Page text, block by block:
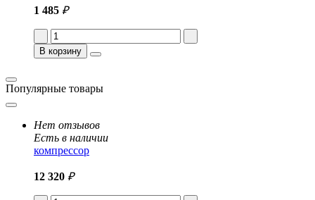
1 485 ₽
В корзину
Популярные товары
Нет отзывов
Есть в наличии
компрессор
12 320 ₽